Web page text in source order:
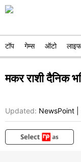
टॉप गेम्स ऑटो
मकर राशी दैनिक
Updated: NewsPoint